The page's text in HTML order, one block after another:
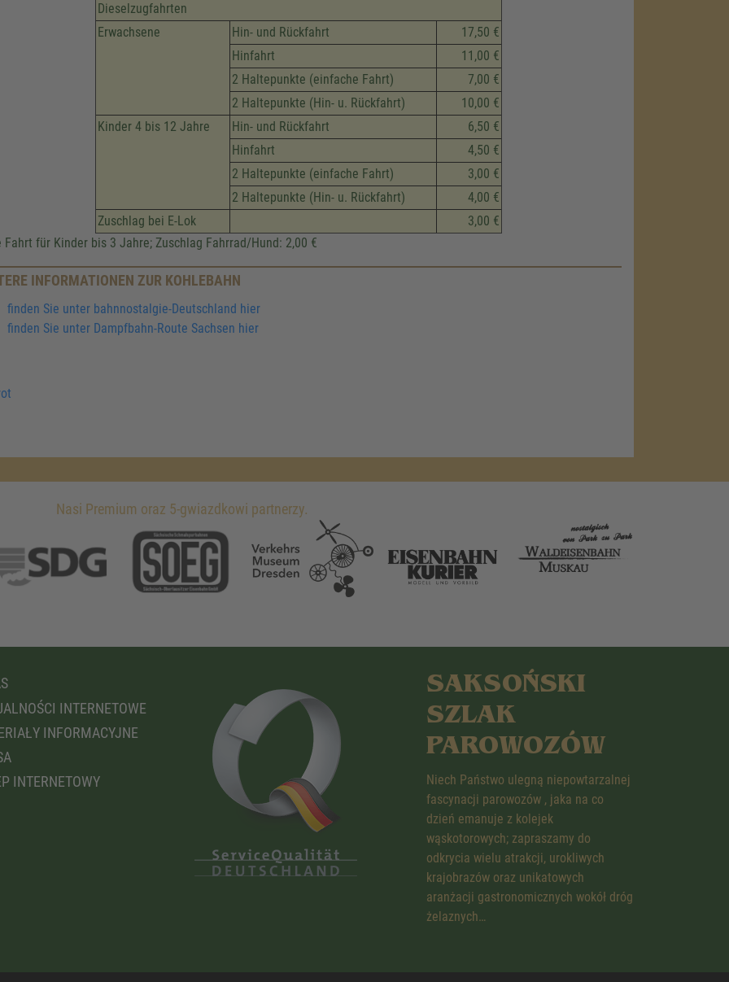
Dieselzugfahrten
Erwachsene
Hin- und Rückfahrt
17,50 €
Hinfahrt
11,00 €
2 Haltepunkte (einfache Fahrt)
7,00 €
2 Haltepunkte (Hin- u. Rückfahrt)
10,00 €
Kinder 4 bis 12 Jahre
Hin- und Rückfahrt
6,50 €
Hinfahrt
4,50 €
2 Haltepunkte (einfache Fahrt)
3,00 €
2 Haltepunkte (Hin- u. Rückfahrt)
4,00 €
Zuschlag bei E-Lok
3,00 €
Fahrt für Kinder bis 3 Jahre; Zuschlag Fahrrad/Hund: 2,00 €
INFORMATIONEN ZUR KOHLEBAHN
finden Sie unter bahnnostalgie-Deutschland hier
finden Sie unter Dampfbahn-Route Sachsen hier
Nasi Premium oraz 5-gwiazdkowi partnerzy.
INTERNETOWE
INFORMACYJNE
INTERNETOWY
SAKSOŃSKI
SZLAK
PAROWOZÓW
Niech Państwo ulegną niepowtarzalnej
fascynacji parowozów , jaka na co
dzień emanuje z kolejek
wąskotorowych; zapraszamy do
odkrycia wielu atrakcji, urokliwych
krajobrazów oraz unikatowych
aranżacji gastronomicznych wokół dróg
żelaznych…